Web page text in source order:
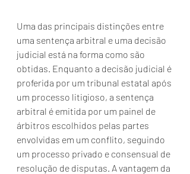
Uma das principais distinções entre
uma sentença arbitral e uma decisão
judicial está na forma como são
obtidas. Enquanto a decisão judicial é
proferida por um tribunal estatal após
um processo litigioso, a sentença
arbitral é emitida por um painel de
árbitros escolhidos pelas partes
envolvidas em um conflito, seguindo
um processo privado e consensual de
resolução de disputas. A vantagem da